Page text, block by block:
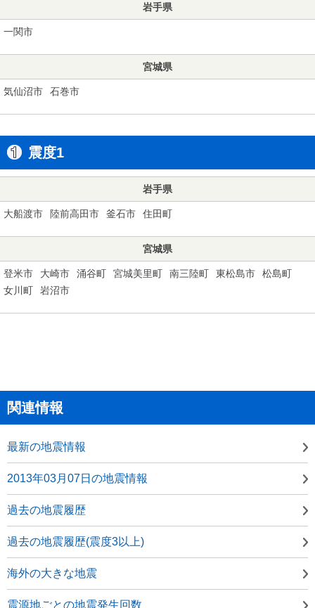
岩手県
一関市
宮城県
気仙沼市 石巻市
震度1
岩手県
大船渡市 陸前高田市 釜石市 住田町
宮城県
登米市 大崎市 涌谷町 宮城美里町 南三陸町 東松島市
松島町
女川町
岩沼市
関連情報
最新の地震情報
2013年03月07日の地震情報
過去の地震履歴
過去の地震履歴(震度3以上)
海外の大きな地震
震源地ごとの地震発生回数